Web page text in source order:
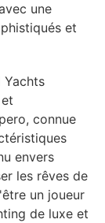
une
et
Yachts
connue
envers
les rêves de
un joueur
de luxe et